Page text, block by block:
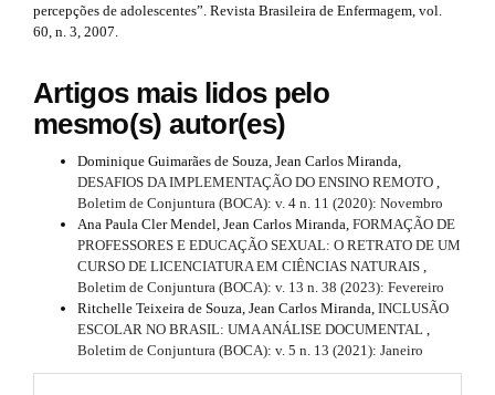
percepções de adolescentes”. Revista Brasileira de Enfermagem, vol.
60, n. 3, 2007.
Artigos mais lidos pelo
mesmo(s) autor(es)
Dominique Guimarães de Souza, Jean Carlos Miranda,
DESAFIOS DA IMPLEMENTAÇÃO DO ENSINO REMOTO ,
Boletim de Conjuntura (BOCA): v. 4 n. 11 (2020): Novembro
Ana Paula Cler Mendel, Jean Carlos Miranda, FORMAÇÃO DE
PROFESSORES E EDUCAÇÃO SEXUAL: O RETRATO DE UM
CURSO DE LICENCIATURA EM CIÊNCIAS NATURAIS ,
Boletim de Conjuntura (BOCA): v. 13 n. 38 (2023): Fevereiro
Ritchelle Teixeira de Souza, Jean Carlos Miranda, INCLUSÃO
ESCOLAR NO BRASIL: UMA ANÁLISE DOCUMENTAL ,
Boletim de Conjuntura (BOCA): v. 5 n. 13 (2021): Janeiro